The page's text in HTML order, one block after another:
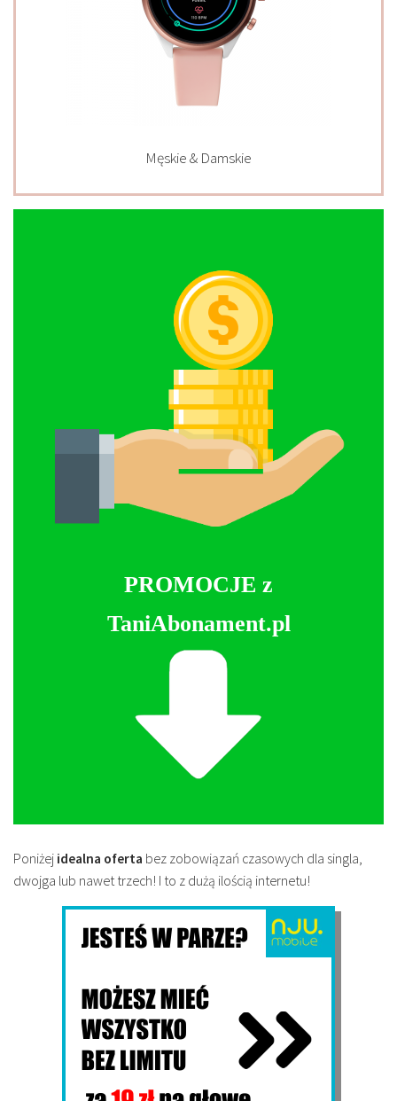
Męskie & Damskie
PROMOCJE z
TaniAbonament.pl
Poniżej idealna oferta bez zobowiązań czasowych dla singla,
dwojga lub nawet trzech! I to z dużą ilością internetu!